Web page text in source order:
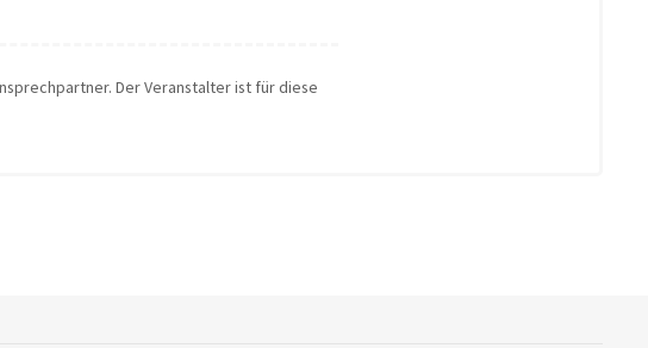
Der Veranstalter ist für diese